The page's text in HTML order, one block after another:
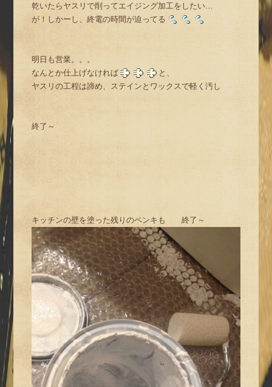
乾いたらヤスリで削ってエイジング加工をしたい…
が！しかーし、終電の時間が迫ってる
明日も営業。。。
なんとか仕上げなければ
と、
ヤスリの工程は諦め、ステインとワックスで軽く汚し
終了～
キッチンの壁を塗った残りのペンキも 終了～